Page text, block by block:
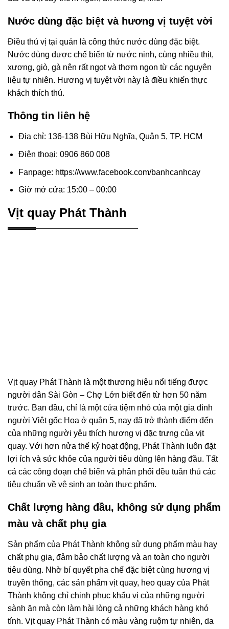
Nước dùng đặc biệt và hương vị tuyệt vời
Điều thú vị tại quán là công thức nước dùng đặc biệt.
Nước dùng được chế biến từ nước ninh, cùng nhiều thịt,
xương, giò, gà nên rất ngọt và thơm ngon từ các nguyên
liệu tự nhiên. Hương vị tuyệt vời này là điều khiến thực
khách thích thú.
Thông tin liên hệ
Địa chỉ: 136-138 Bùi Hữu Nghĩa, Quận 5, TP. HCM
Điện thoại: 0906 860 008
Fanpage: https://www.facebook.com/banhcanhcay
Giờ mở cửa: 15:00 – 00:00
Vịt quay Phát Thành
Vịt quay Phát Thành là một thương hiệu nổi tiếng được
người dân Sài Gòn – Chợ Lớn biết đến từ hơn 50 năm
trước. Ban đầu, chỉ là một cửa tiệm nhỏ của một gia đình
người Việt gốc Hoa ở quận 5, nay đã trở thành điểm đến
của những người yêu thích hương vị đặc trưng của vịt
quay. Với hơn nửa thế kỷ hoạt động, Phát Thành luôn đặt
lợi ích và sức khỏe của người tiêu dùng lên hàng đầu. Tất
cả các công đoạn chế biến và phân phối đều tuân thủ các
tiêu chuẩn về vệ sinh an toàn thực phẩm.
Chất lượng hàng đầu, không sử dụng phẩm
màu và chất phụ gia
Sản phẩm của Phát Thành không sử dụng phẩm màu hay
chất phụ gia, đảm bảo chất lượng và an toàn cho người
tiêu dùng. Nhờ bí quyết pha chế đặc biệt cùng hương vị
truyền thống, các sản phẩm vịt quay, heo quay của Phát
Thành không chỉ chinh phục khẩu vị của những người
sành ăn mà còn làm hài lòng cả những khách hàng khó
tính. Vịt quay Phát Thành có màu vàng ruộm tự nhiên, da